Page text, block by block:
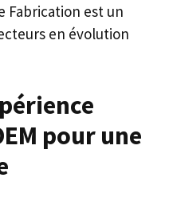
Fabrication est un
en évolution
pour une